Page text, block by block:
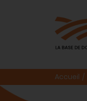
Accueil